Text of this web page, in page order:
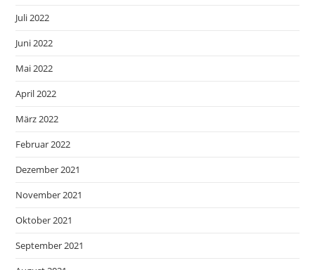
Juli 2022
Juni 2022
Mai 2022
April 2022
März 2022
Februar 2022
Dezember 2021
November 2021
Oktober 2021
September 2021